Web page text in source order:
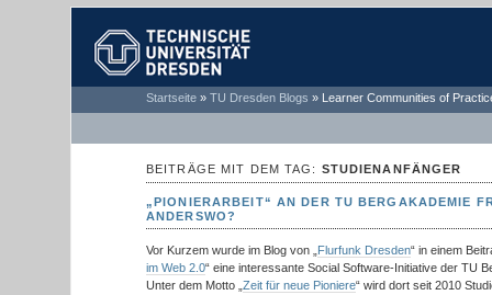
TECHNISCHE
UNIVERSITÄT
Startseite » TU Dresden Blogs » Learner Communities of
BEITRÄGE MIT DEM TAG: STUDIENANFÄNGER
„PIONIERARBEIT“ AN DER TU BERGAKADEMIE
ANDERSWO?
Vor Kurzem wurde im Blog von „ Flurfunk Dresden“ in einem
im Web 2.0“ eine interessante Social Software-Initiative der TU
Unter dem Motto „ Zeit für neue Pioniere“ wird dort seit 2010